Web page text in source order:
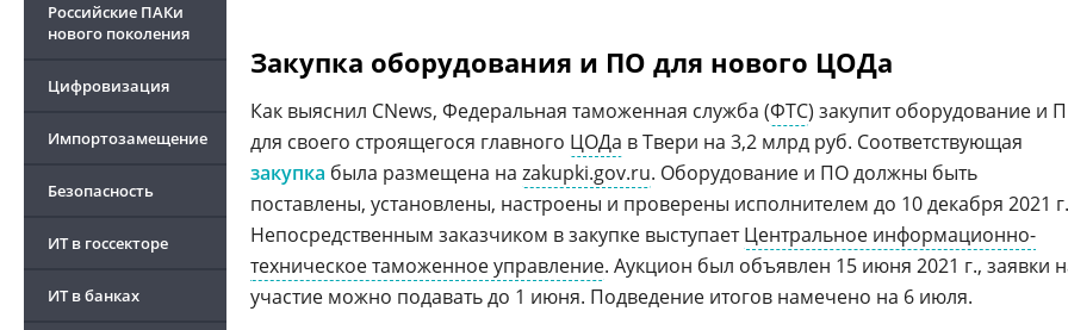
Российские ПАКи
нового поколения
Цифровизация
Импортозамещение
Безопасность
ИТ в госсекторе
ИТ в банках
Закупка оборудования и ПО для нового ЦОДа
Как выяснил CNews, Федеральная таможенная служба (ФТС) закупит оборудование и
для своего строящегося главного ЦОДа в Твери на 3,2 млрд руб. Соответствующая
закупка была размещена на zakupki.gov.ru. Оборудование и ПО должны быть
поставлены, установлены, настроены и проверены исполнителем до 10 декабря 2021 г.
Непосредственным заказчиком в закупке выступаетЦентральное информационно-
техническое таможенное управление. Аукцион был объявлен 15 июня 2021 г., заявки
участие можно подавать до 1 июня. Подведение итогов намечено на 6 июля.